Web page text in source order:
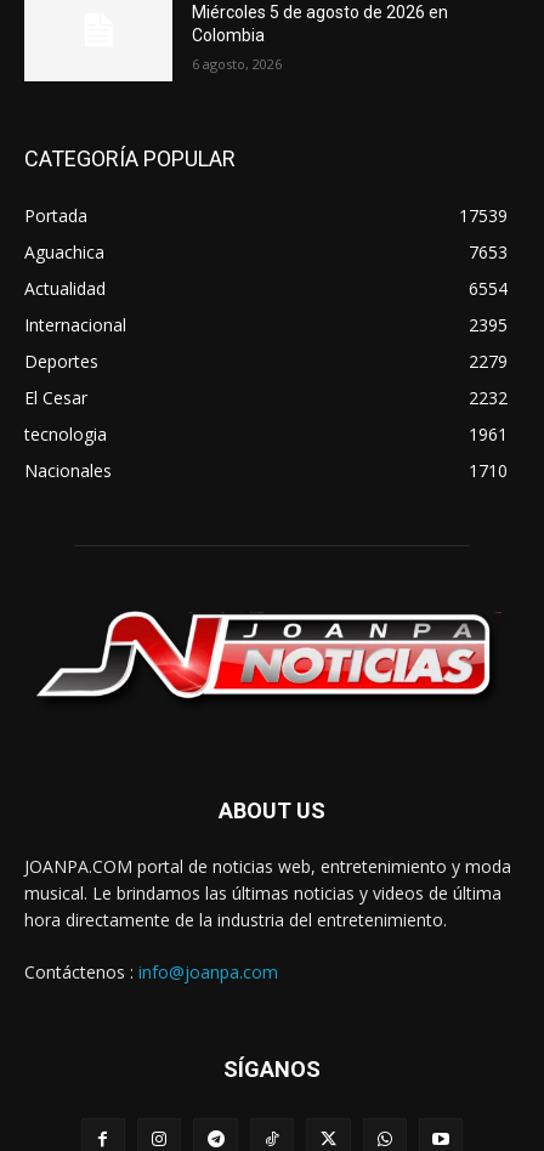
Miércoles 5 de agosto de 2026 en
Colombia
6 agosto, 2026
CATEGORÍA POPULAR
Portada
17539
Aguachica
7653
Actualidad
6554
Internacional
2395
Deportes
2279
El Cesar
2232
tecnologia
1961
Nacionales
1710
ABOUT US
JOANPA.COM portal de noticias web, entretenimiento y moda
musical. Le brindamos las últimas noticias y videos de última
hora directamente de la industria del entretenimiento.
Contáctenos : info@joanpa.com
SÍGANOS